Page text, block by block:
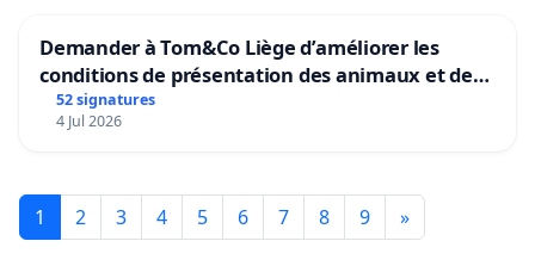
Demander à Tom&Co Liège d’améliorer les
conditions de présentation des animaux et de
mettre fin à la vente d’animaux en magasin
52 signatures
4 Jul 2026
1 2 3 4 5 6 7 8 9 »